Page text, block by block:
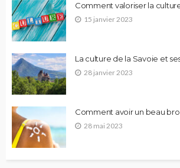
Comment valoriser la
15 janvier 2023
La culture de la Savoie et
28 janvier 2023
Comment avoir un beau
28 mai 2023